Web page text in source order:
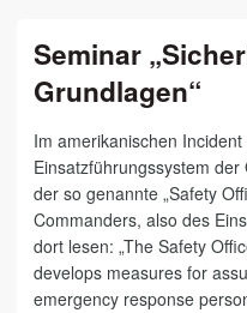
Seminar
Grundlagen“
Im amerikanischen
Einsatzführungssystem
der so genannte „Safety
Commanders, also des
dort lesen: „The Safety
develops measures for
emergency response